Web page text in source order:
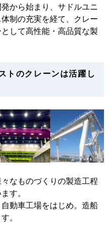
から始まり、サドルユニ
制の充実を経て、クレー
して高性能・高品質な製
トのクレーンは活躍し
なものづくりの製造工程
す。
動車工場をはじめ。造船
。